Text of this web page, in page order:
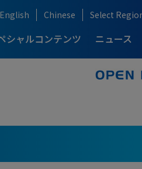
English Chinese Select
カタログダ
- 複合加工機
- ARMROID
ソリューション&テ
化・IoT 産業別
シャルコンテンツ
ロングセラーモデルの
ニュース
お問い合わ